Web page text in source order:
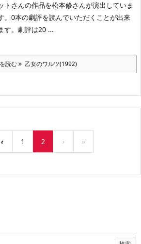
トさんの作品を松本修さんが演出していま
。0本の劇評を読んでいただくことが出来
す。劇評は20 ...
読む 乙女のワルツ(1992)
‹ 1 2 › »